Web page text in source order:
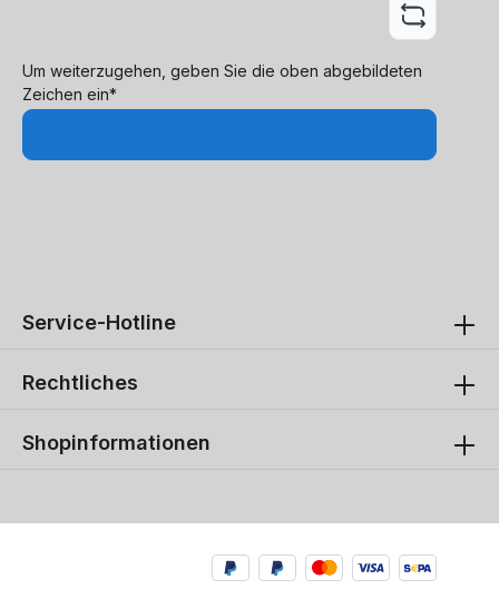
Um weiterzugehen, geben Sie die oben abgebildeten
Zeichen ein*
Service-Hotline
Rechtliches
Shopinformationen